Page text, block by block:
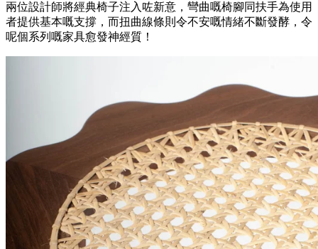
兩位設計師將經典椅子注入咗新意，彎曲嘅椅腳同扶手為使用
者提供基本嘅支撐，而扭曲線條則令不安嘅情緒不斷發酵，令
呢個系列嘅家具愈發神經質！